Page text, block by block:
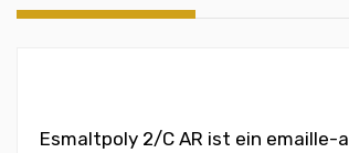
Esmaltpoly 2/C AR ist ein